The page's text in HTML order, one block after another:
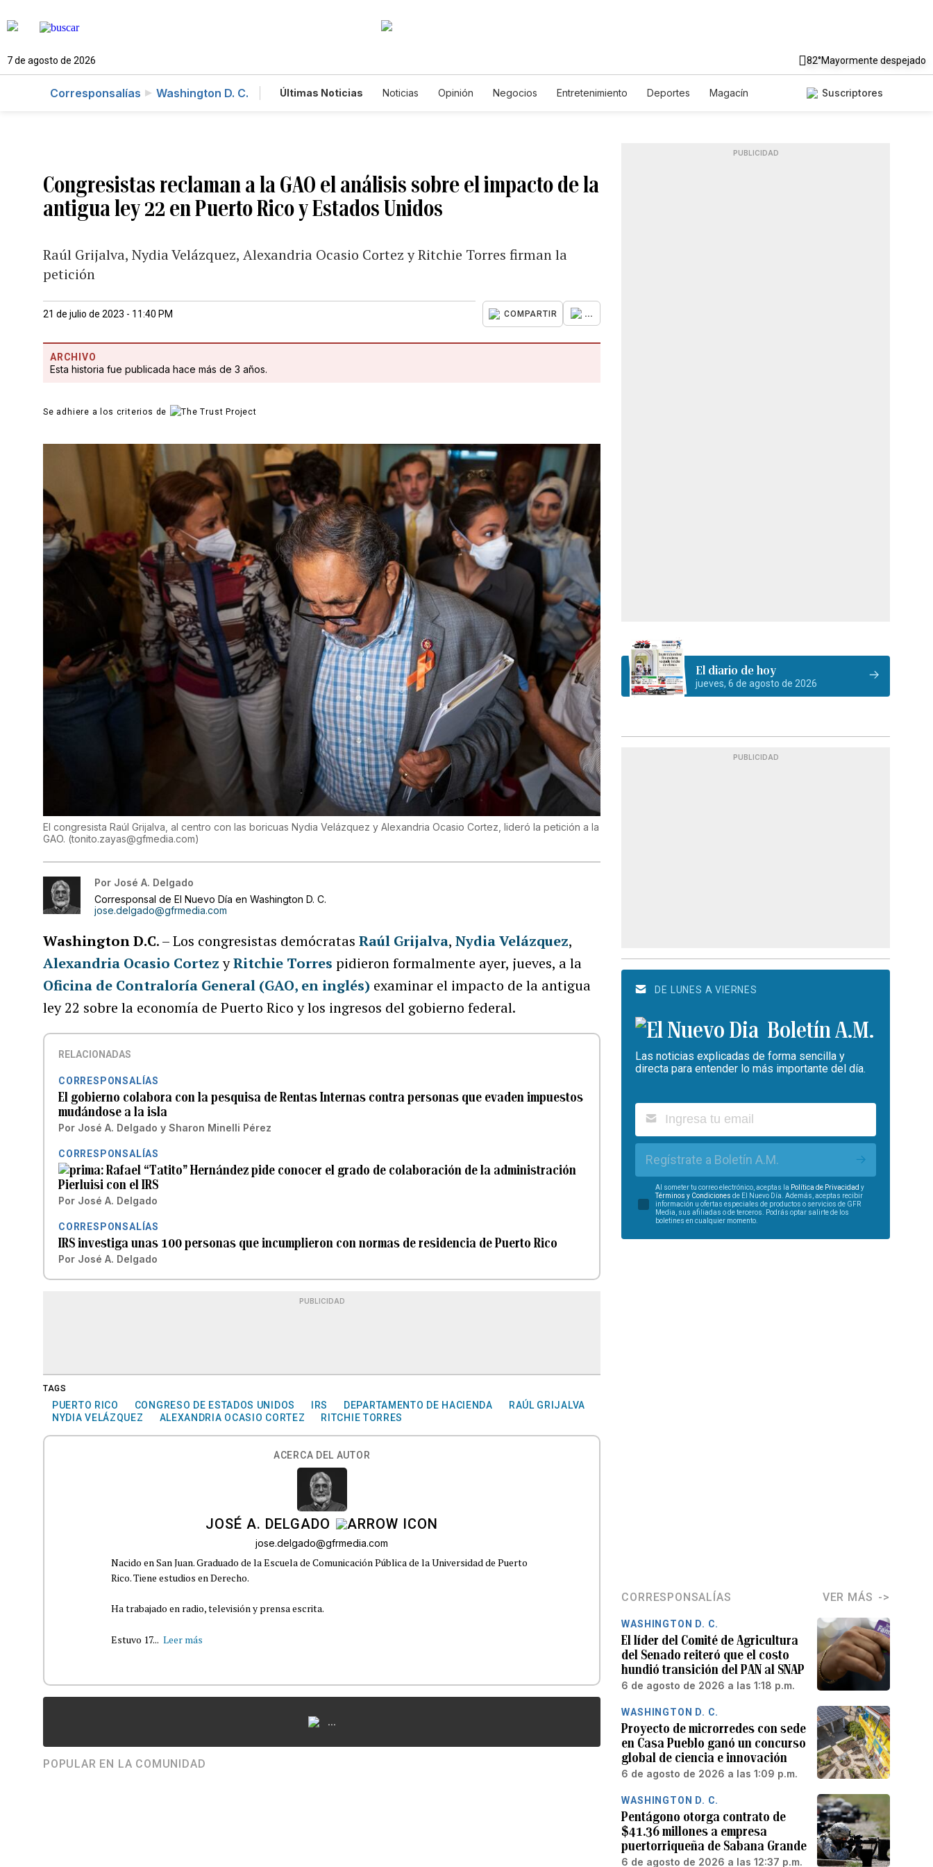
7 de agosto de 2026 82°Mayormente despejado
Corresponsalías Washington D. C. Últimas Noticias Noticias Opinión Negocios Entretenimiento Deportes
Magacín
Suscriptores
Congresistas reclaman a la GAO el análisis sobre el impacto de la
antigua ley 22 en Puerto Rico y Estados Unidos
Raúl Grijalva, Nydia Velázquez, Alexandria Ocasio Cortez y Ritchie Torres firman la
petición
21 de julio de 2023 - 11:40 PM COMPARTIR ...
ARCHIVO
Esta historia fue publicada hace más de 3 años.
Se adhiere a los criterios de
El congresista Raúl Grijalva, al centro con las boricuas Nydia Velázquez y Alexandria Ocasio Cortez, lideró la petición a la
GAO. (tonito.zayas@gfmedia.com)
Por José A. Delgado
Corresponsal de El Nuevo Día en Washington D. C.
jose.delgado@gfrmedia.com
Washington D.C. – Los congresistas demócratasRaúl Grijalva,Nydia Velázquez,
Alexandria Ocasio CortezyRitchie Torres pidieron formalmente ayer, jueves, a la
Oficina de Contraloría General (GAO, en inglés) examinar el impacto de la antigua
ley 22 sobre la economía de Puerto Rico y los ingresos del gobierno federal.
RELACIONADAS
CORRESPONSALÍAS
El gobierno colabora con la pesquisa de Rentas Internas contra personas que evaden impuestos
mudándose a la isla
Por José A. Delgado ySharon Minelli Pérez
CORRESPONSALÍAS
Rafael “Tatito” Hernández pide conocer el grado de colaboración de la administración
Pierluisi con el IRS
Por José A. Delgado
CORRESPONSALÍAS
IRS investiga unas 100 personas que incumplieron con normas de residencia de Puerto Rico
Por José A. Delgado
PUBLICIDAD
TAGS
PUERTO RICO CONGRESO DE ESTADOS UNIDOS IRS DEPARTAMENTO DE HACIENDA
RAÚL GRIJALVA
NYDIA VELÁZQUEZ
ALEXANDRIA OCASIO CORTEZ RITCHIE TORRES
ACERCA DEL AUTOR
JOSÉ A. DELGADO
jose.delgado@gfrmedia.com
Nacido en San Juan. Graduado de la Escuela de Comunicación Pública de la Universidad de Puerto
Rico. Tiene estudios en Derecho.
Ha trabajado en radio, televisión y prensa escrita.
Estuvo 17... Leer más
...
POPULAR EN LA COMUNIDAD
PUBLICIDAD
El diario de hoy
jueves, 6 de agosto de 2026
PUBLICIDAD
DE LUNES A VIERNES
Boletín A.M.
Las noticias explicadas de forma sencilla y
directa para entender lo más importante del día.
Regístrate a Boletín A.M.
Al someter tu correo electrónico, aceptas la Política de Privacidad y
Términos y Condiciones de El Nuevo Día. Además, aceptas recibir
información u ofertas especiales de productos o servicios de GFR
Media, sus afiliadas o de terceros. Podrás optar salirte de los
boletines en cualquier momento.
CORRESPONSALÍAS VER MÁS
WASHINGTON D. C.
El líder del Comité de Agricultura
del Senado reiteró que el costo
hundió transición del PAN al SNAP
6 de agosto de 2026 a las 1:18 p.m.
WASHINGTON D. C.
Proyecto de microrredes con sede
en Casa Pueblo ganó un concurso
global de ciencia e innovación
6 de agosto de 2026 a las 1:09 p.m.
WASHINGTON D. C.
Pentágono otorga contrato de
$41.36 millones a empresa
puertorriqueña de Sabana Grande
6 de agosto de 2026 a las 12:37 p.m.